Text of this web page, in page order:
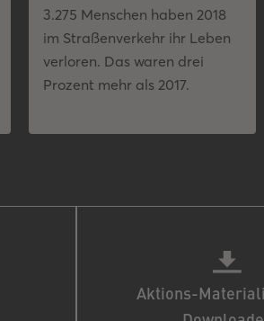
3.275 Menschen haben 2018
im Straßenverkehr ihr Leben
verloren. Das waren drei
Prozent mehr als 2017.
Aktions-